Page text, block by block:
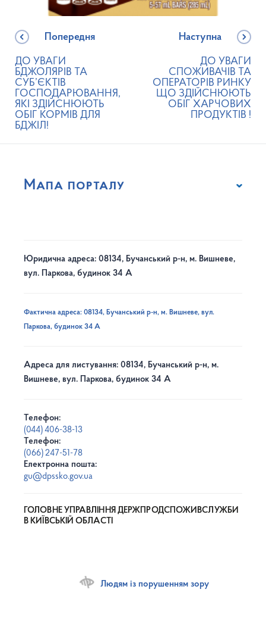
Попередня
ДО УВАГИ
БДЖОЛЯРІВ ТА
СУБ’ЄКТІВ
ГОСПОДАРЮВАННЯ,
ЯКІ ЗДІЙСНЮЮТЬ
ОБІГ КОРМІВ ДЛЯ
БДЖІЛ!
Наступна
ДО УВАГИ
СПОЖИВАЧІВ ТА
ОПЕРАТОРІВ РИНКУ
ЩО ЗДІЙСНЮЮТЬ
ОБІГ ХАРЧОВИХ
ПРОДУКТІВ !
Мапа порталу
Юридична адреса: 08134, Бучанський р-н, м. Вишневе,
вул. Паркова, будинок 34 А
Фактична адреса: 08134, Бучанський р-н, м. Вишневе, вул.
Паркова, будинок 34 А
Адреса для листування: 08134, Бучанський р-н, м.
Вишневе, вул. Паркова, будинок 34 А
Телефон:
(044) 406-38-13
Телефон:
(066) 247-51-78
Електронна пошта:
gu@dpssko.gov.ua
ГОЛОВНЕ УПРАВЛІННЯ ДЕРЖПРОДСПОЖИВСЛУЖБИ
В КИЇВСЬКІЙ ОБЛАСТІ
Людям із порушенням зору